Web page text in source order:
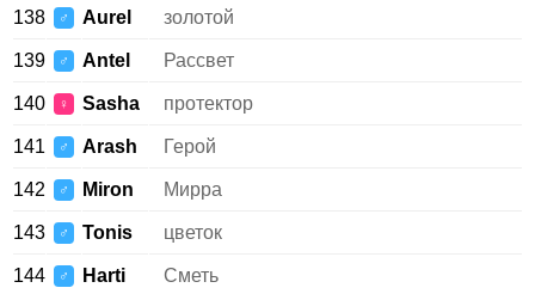
138 ♂ Aurel золотой
139 ♂ Antel Рассвет
140 ♀ Sasha протектор
141 ♂ Arash Герой
142 ♂ Miron Мирра
143 ♂ Tonis цветок
144 ♂ Harti Сметь